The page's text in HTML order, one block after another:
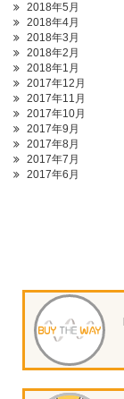
2018年5月
2018年4月
2018年3月
2018年2月
2018年1月
2017年12月
2017年11月
2017年10月
2017年9月
2017年8月
2017年7月
2017年6月